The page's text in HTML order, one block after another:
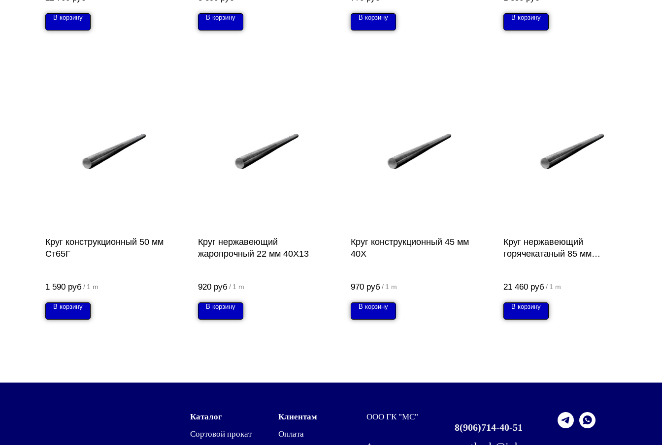
В корзину В корзину В корзину В корзину
Круг конструкционный 50 мм
Ст65Г
1 590 руб / 1 m
В корзину
Круг нержавеющий
жаропрочный 22 мм 40Х13
920 руб / 1 m
В корзину
Круг конструкционный 45 мм
40Х
970 руб / 1 m
В корзину
Круг нержавеющий
горячекатаный 85 мм
21 460 руб / 1 m
В корзину
Каталог
Сортовой прокат
Клиентам
Оплата
ООО ГК "МС"
8(906)714-40-51